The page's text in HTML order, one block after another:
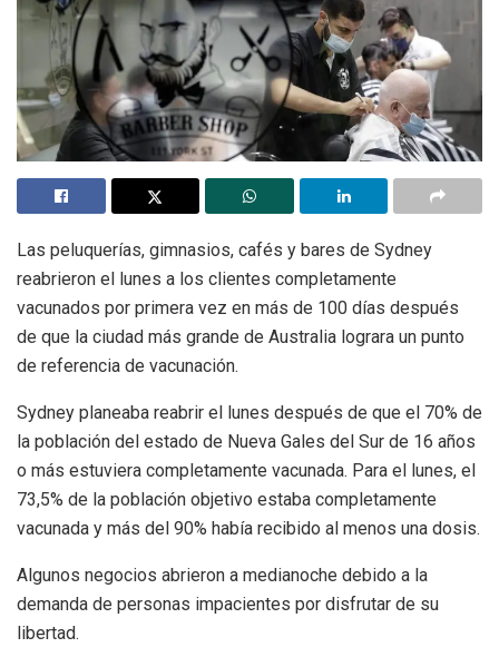
Las peluquerías, gimnasios, cafés y bares de Sydney
reabrieron el lunes a los clientes completamente
vacunados por primera vez en más de 100 días después
de que la ciudad más grande de Australia lograra un punto
de referencia de vacunación.
Sydney planeaba reabrir el lunes después de que el 70% de
la población del estado de Nueva Gales del Sur de 16 años
o más estuviera completamente vacunada. Para el lunes, el
73,5% de la población objetivo estaba completamente
vacunada y más del 90% había recibido al menos una dosis.
Algunos negocios abrieron a medianoche debido a la
demanda de personas impacientes por disfrutar de su
libertad.